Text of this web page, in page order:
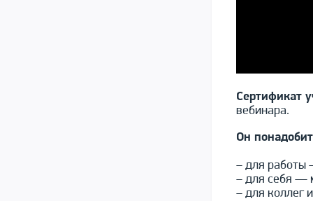
Сертификат
вебинара.
Он
– для работы
– для себя —
– для коллег